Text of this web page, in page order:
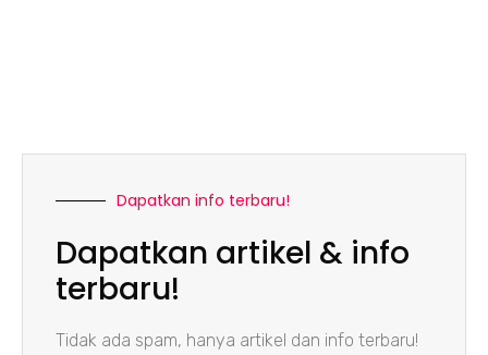
Dapatkan info terbaru!
Dapatkan artikel & info
terbaru!
Tidak ada spam, hanya artikel dan info terbaru!